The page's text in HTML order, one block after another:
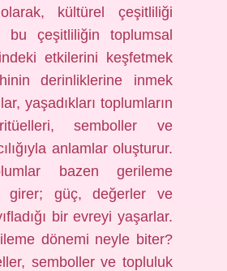
kültürel çeşitliliği
bu çeşitliliğin toplumsal
etkilerini keşfetmek
derinliklerine inmek
yaşadıkları toplumların
semboller ve
anlamlar oluşturur.
bazen gerileme
girer; güç, değerler ve
bir evreyi yaşarlar.
dönemi neyle biter?
semboller ve topluluk